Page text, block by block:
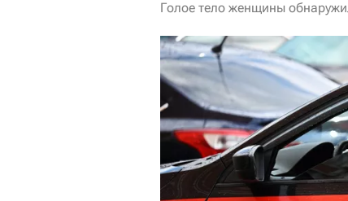
Голое тело женщины